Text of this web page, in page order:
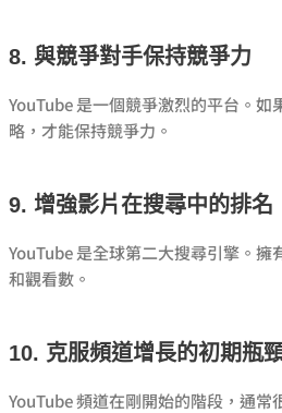
8. 與競爭對手保持競爭力
YouTube 是一個競爭激烈的平台。
略，才能保持競爭力。
9. 增強影片在搜尋中的排名
YouTube 是全球第二大搜尋引擎。
和觀看數。
10. 克服頻道增長的初期瓶
YouTube 頻道在剛開始的階段，通